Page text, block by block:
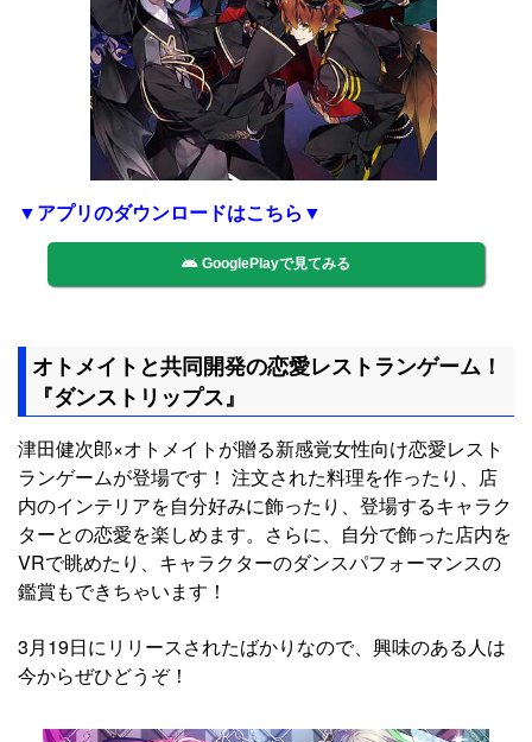
▼アプリのダウンロードはこちら▼
GooglePlayで見てみる
オトメイトと共同開発の恋愛レストランゲーム！
『ダンストリップス』
津田健次郎×オトメイトが贈る新感覚女性向け恋愛レスト
ランゲームが登場です！ 注文された料理を作ったり、店
内のインテリアを自分好みに飾ったり、登場するキャラク
ターとの恋愛を楽しめます。さらに、自分で飾った店内を
VRで眺めたり、キャラクターのダンスパフォーマンスの
鑑賞もできちゃいます！
3月19日にリリースされたばかりなので、興味のある人は
今からぜひどうぞ！